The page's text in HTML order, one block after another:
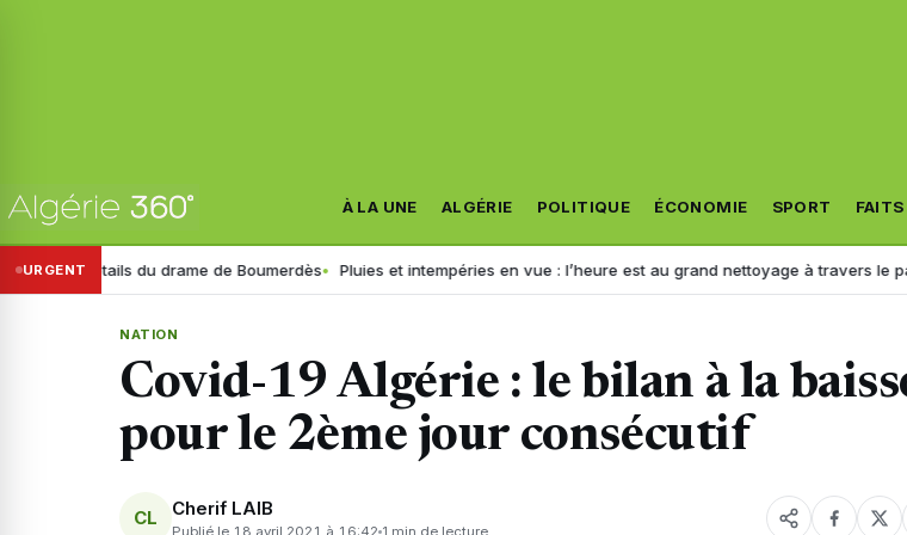
À LA UNE ALGÉRIE POLITIQUE ÉCONOMIE SPORT
URGENTdu drame de Boumerdès Pluies et intempéries en vue : l’heure est au grand nettoyage à travers le pays
NATION
Covid-19 Algérie : le bilan à la
pour le 2ème jour consécutif
CL Cherif LAIB
Publié le 18 avril 2021 à 16:42 1 min de lecture